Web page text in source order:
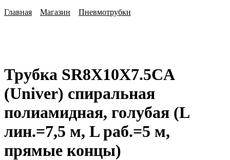
Главная Магазин Пневмотрубки
Трубка SR8X10X7.5CA
(Univer) спиральная
полиамидная, голубая (L
лин.=7,5 м, L раб.=5 м,
прямые концы)